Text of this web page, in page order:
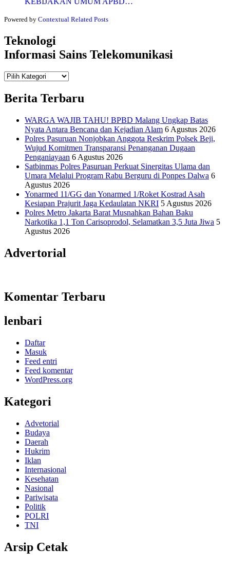
Powered by Contextual Related Posts
Teknologi
Informasi Sains Telekomunikasi
Teknologi
Berita Terbaru
WARGA WAJIB TAHU! BPBD Malang Ungkap Batas
Nyata Antara Bencana dan Kejadian Alam 6 Agustus 2026
Polres Pasuruan Nonjobkan Anggota Reskrim Polsek Beji,
Wujud Komitmen Transparansi Penanganan Dugaan
Penganiayaan 6 Agustus 2026
Satbinmas Polres Pasuruan Perkuat Sinergitas Ulama dan
Umara Melalui Program Rabu Berguru di Ponpes Dalwa 6
Agustus 2026
Yonarmed 11/GG dan Yonarmed 1/Roket Kostrad Asah
Kesiapan Prajurit Jaga Kedaulatan NKRI 5 Agustus 2026
Polres Metro Jakarta Barat Musnahkan Bahan Baku
Narkotika 1,1 Ton Carisoprodol, Selamatkan 3,5 Juta Jiwa 5
Agustus 2026
Advertorial
Komentar Terbaru
lenbari
Daftar
Masuk
Feed entri
Feed komentar
WordPress.org
Kategori
Advetorial
Budaya
Daerah
Hukrim
Iklan
Internasional
Kesehatan
Nasional
Pariwisata
Politik
POLRI
TNI
Arsip Cetak